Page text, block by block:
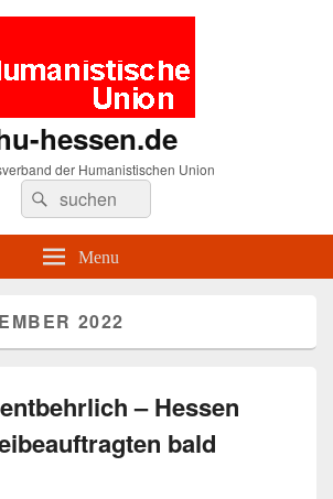
hessen.de
der Humanistischen Union
Search
for:
Suche
Menu
2022
– Hessen
bald